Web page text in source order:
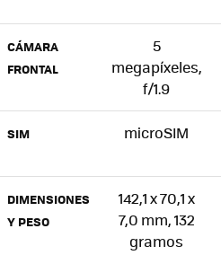
CÁMARA
FRONTAL
5
megapíxeles,
f/1.9
SIM microSIM
DIMENSIONES
Y PESO
142,1 x 70,1 x
7,0 mm, 132
gramos